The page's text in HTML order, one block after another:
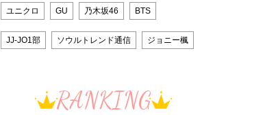
ユニクロ GU 乃木坂46 BTS
JJ-JO1部 ソウルトレンド通信 ジョニー楓
RANKING